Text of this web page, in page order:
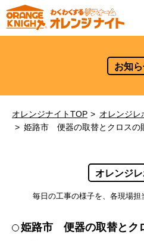
お知
オレンジナイトTOP
オレンジレ
姫路市 便器の取替とクロスの
オレンジレ
毎日の工事の様子を、各現場担
姫路市 便器の取替とク